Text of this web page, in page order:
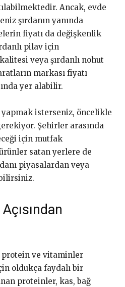
Ancak, evde
şırdanın yanında
fiyatı da değişkenlik
pilav için
veya şırdanlı nohut
markası fiyatı
yer alabilir.
yapmak isterseniz, öncelikle
Şehirler arasında
için mutfak
satan yerlere de
piyasalardan veya
protein ve vitaminler
oldukça faydalı bir
proteinler, kas, bağ